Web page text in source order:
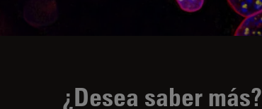
¿Desea saber más?